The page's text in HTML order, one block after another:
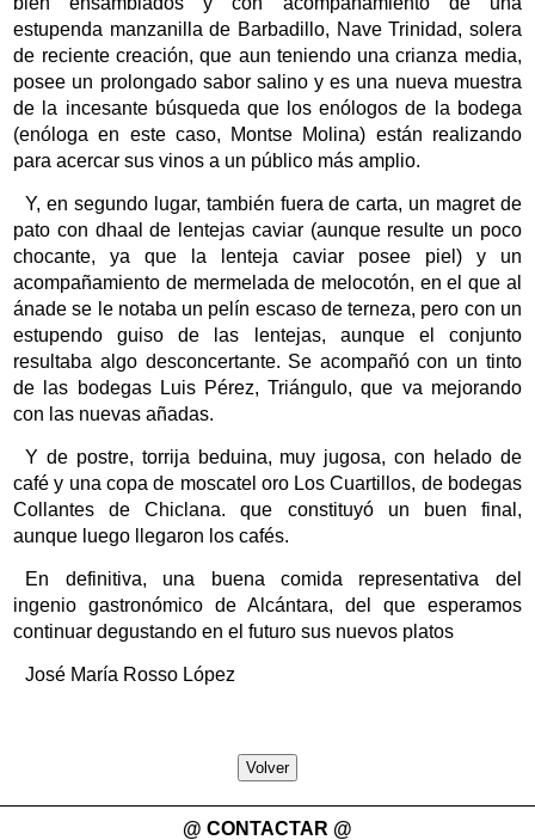
estupenda manzanilla de Barbadillo, Nave Trinidad, solera
de reciente creación, que aun teniendo una crianza media,
posee un prolongado sabor salino y es una nueva muestra
de la incesante búsqueda que los enólogos de la bodega
(enóloga en este caso, Montse Molina) están realizando
para acercar sus vinos a un público más amplio.
Y, en segundo lugar, también fuera de carta, un magret de
pato con dhaal de lentejas caviar (aunque resulte un poco
chocante, ya que la lenteja caviar posee piel) y un
acompañamiento de mermelada de melocotón, en el que al
ánade se le notaba un pelín escaso de terneza, pero con un
estupendo guiso de las lentejas, aunque el conjunto
resultaba algo desconcertante. Se acompañó con un tinto
de las bodegas Luis Pérez, Triángulo, que va mejorando
con las nuevas añadas.
Y de postre, torrija beduina, muy jugosa, con helado de
café y una copa de moscatel oro Los Cuartillos, de bodegas
Collantes de Chiclana. que constituyó un buen final,
aunque luego llegaron los cafés.
En definitiva, una buena comida representativa del
ingenio gastronómico de Alcántara, del que esperamos
continuar degustando en el futuro sus nuevos platos
José María Rosso López
Volver
@ CONTACTAR @